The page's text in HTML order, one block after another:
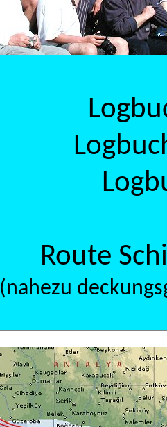
Route
(nahezu